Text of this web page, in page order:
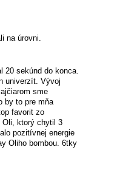
na úrovni.
20 sekúnd do konca.
univerzít. Vývoj
sme
by to pre mňa
favorit zo
Oli, ktorý chytil 3
pozitívnej energie
Oliho bombou. 6tky